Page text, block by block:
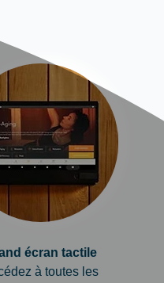
écran tactile
à toutes les